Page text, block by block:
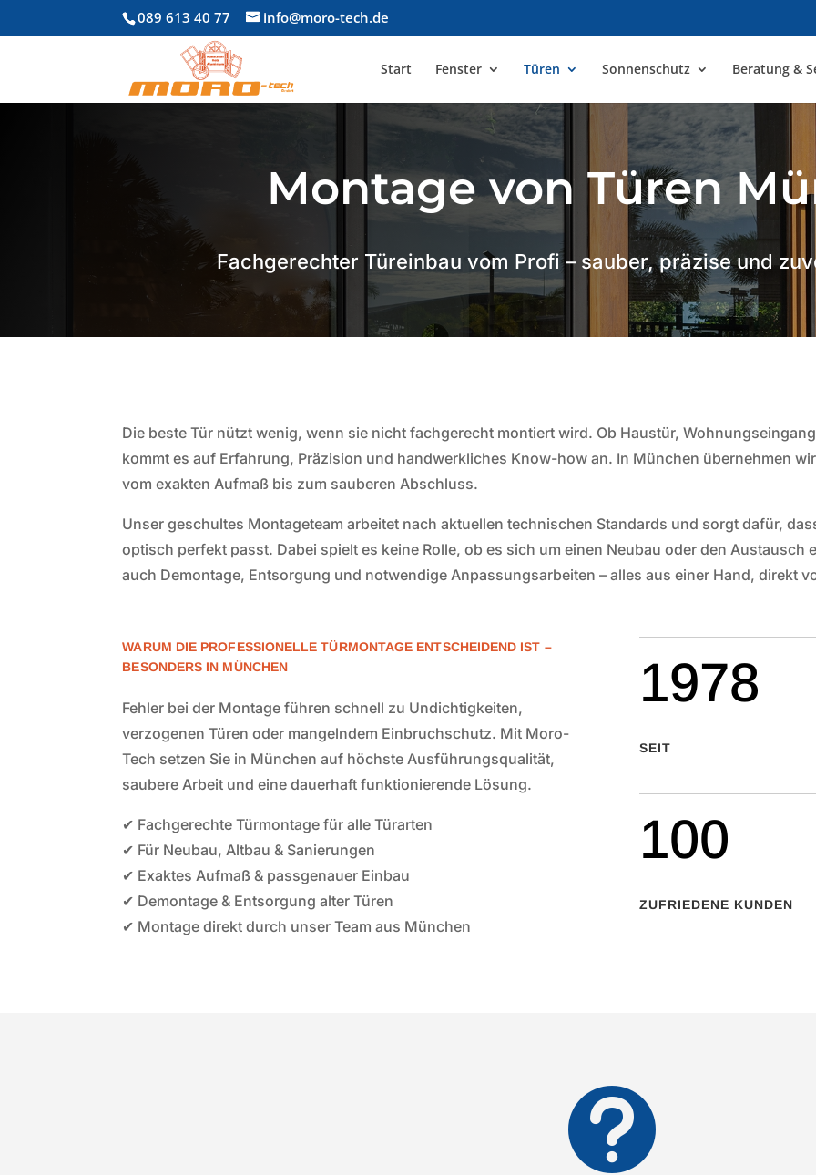
089 613 40 77 info@moro-tech.de
Start Fenster Türen Sonnenschutz Beratung &
Montage von Türen
Fachgerechter Türeinbau vom Profi – sauber, präzise und
Die beste Tür nützt wenig, wenn sie nicht fachgerecht montiert wird. Ob Haustür,
kommt es auf Erfahrung, Präzision und handwerkliches Know-how an. In München übernehmen
vom exakten Aufmaß bis zum sauberen Abschluss.
Unser geschultes Montageteam arbeitet nach aktuellen technischen Standards und sorgt dafür,
optisch perfekt passt. Dabei spielt es keine Rolle, ob es sich um einen Neubau oder den Austausch
auch Demontage, Entsorgung und notwendige Anpassungsarbeiten – alles aus einer Hand, direkt
WARUM DIE PROFESSIONELLE TÜRMONTAGE ENTSCHEIDEND IST –
BESONDERS IN MÜNCHEN
Fehler bei der Montage führen schnell zu Undichtigkeiten,
verzogenen Türen oder mangelndem Einbruchschutz. Mit Moro-
Tech setzen Sie in München auf höchste Ausführungsqualität,
saubere Arbeit und eine dauerhaft funktionierende Lösung.
✔ Fachgerechte Türmontage für alle Türarten
✔ Für Neubau, Altbau & Sanierungen
✔ Exaktes Aufmaß & passgenauer Einbau
✔ Demontage & Entsorgung alter Türen
✔ Montage direkt durch unser Team aus München
1978
SEIT
100
ZUFRIEDENE KUNDEN
